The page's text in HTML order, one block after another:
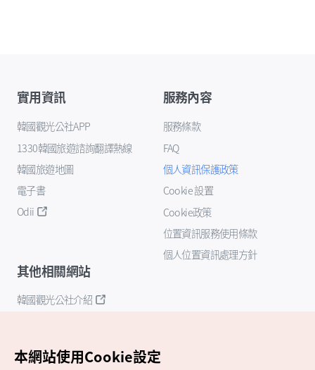
實用資訊
韓國觀光公社APP
1330韓國旅遊諮詢翻譯熱線
韓國旅遊地圖
電子書
Odii
服務內容
服務條款
FAQ
個人資訊保護政策
Cookie 設置
Cookie政策
位置資訊服務使用條款
個人位置資訊處理方針
其他相關網站
韓國觀光公社介紹
本網站使用Cookie設定